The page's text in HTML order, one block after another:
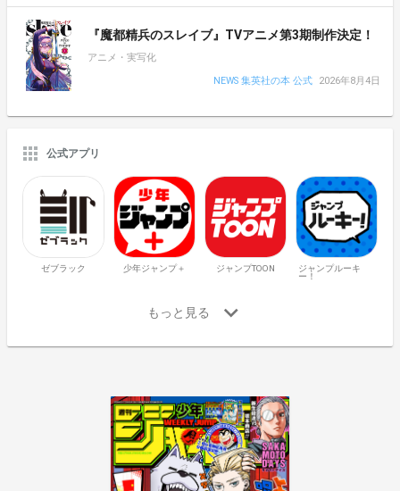
『魔都精兵のスレイブ』TVアニメ第3期制作決定！
アニメ・実写化
NEWS 集英社の本 公式
2026年8月4日
公式アプリ
ゼブラック 少年ジャンプ＋ ジャンプTOON
ジャンプルーキ
ー！